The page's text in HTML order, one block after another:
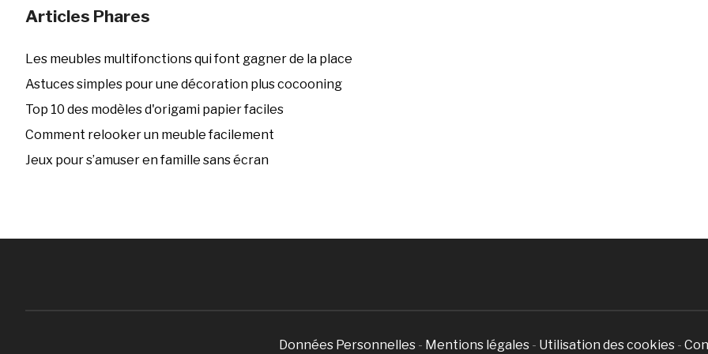
Articles Phares
Les meubles multifonctions qui font gagner de la place
Astuces simples pour une décoration plus cocooning
Top 10 des modèles d'origami papier faciles
Comment relooker un meuble facilement
Jeux pour s’amuser en famille sans écran
Données Personnelles - Mentions légales - Utilisation des cookies -